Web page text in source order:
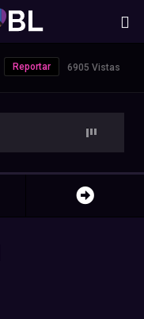
6905 Vistas
Reportar